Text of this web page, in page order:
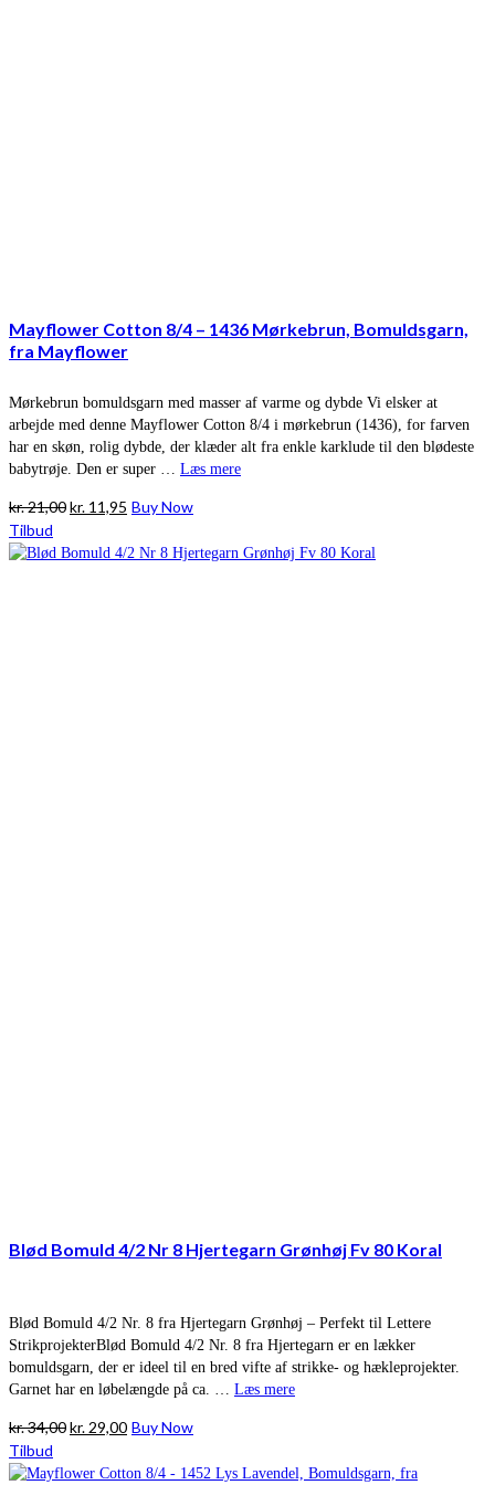
Mayflower Cotton 8/4 – 1436 Mørkebrun, Bomuldsgarn,
fra Mayflower
Mørkebrun bomuldsgarn med masser af varme og dybde Vi elsker at
arbejde med denne Mayflower Cotton 8/4 i mørkebrun (1436), for farven
har en skøn, rolig dybde, der klæder alt fra enkle karklude til den blødeste
babytrøje. Den er super … Læs mere
kr.21,00Den
pris
kr. 11,95 Den
pris
Buy Now
Tilbud
Blød Bomuld 4/2 Nr 8 Hjertegarn Grønhøj Fv 80 Koral
Blød Bomuld 4/2 Nr. 8 fra Hjertegarn Grønhøj – Perfekt til Lettere
StrikprojekterBlød Bomuld 4/2 Nr. 8 fra Hjertegarn er en lækker
bomuldsgarn, der er ideel til en bred vifte af strikke- og hækleprojekter.
Garnet har en løbelængde på ca. … Læs mere
kr.34,00Den
pris
kr. 29,00Den
pris
Buy Now
Tilbud